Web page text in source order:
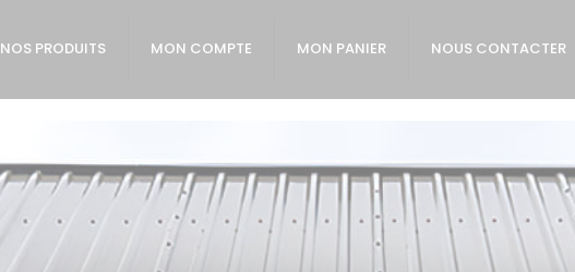
NOS PRODUITS MON COMPTE MON PANIER NOUS CONTACTER